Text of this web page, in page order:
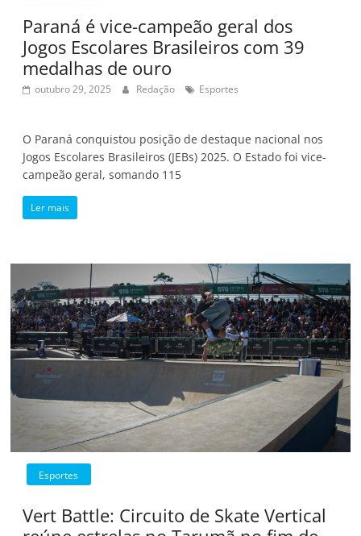
Paraná é vice-campeão geral dos
Jogos Escolares Brasileiros com 39
medalhas de ouro
outubro 29, 2025 Redação Esportes
O Paraná conquistou posição de destaque nacional nos
Jogos Escolares Brasileiros (JEBs) 2025. O Estado foi vice-
campeão geral, somando 115
Ler mais
Esportes
Vert Battle: Circuito de Skate Vertical